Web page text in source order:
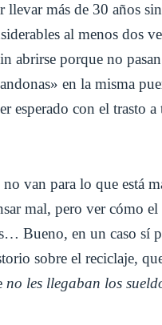
llevar más de 30 años
al menos dos
abrirse porque no
en la misma
esperado con el trasto a
van para lo que está
mal, pero ver cómo
Bueno, en un caso sí
sobre el reciclaje,
no les llegaban los